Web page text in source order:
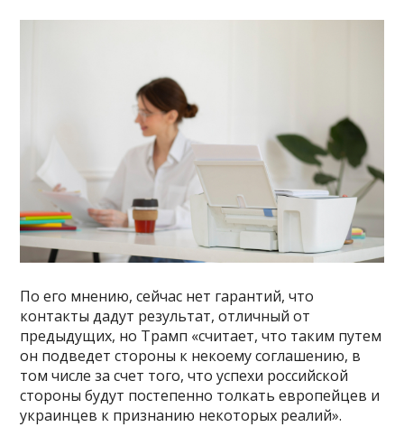
По его мнению, сейчас нет гарантий, что
контакты дадут результат, отличный от
предыдущих, но Трамп «считает, что таким путем
он подведет стороны к некоему соглашению, в
том числе за счет того, что успехи российской
стороны будут постепенно толкать европейцев и
украинцев к признанию некоторых реалий».